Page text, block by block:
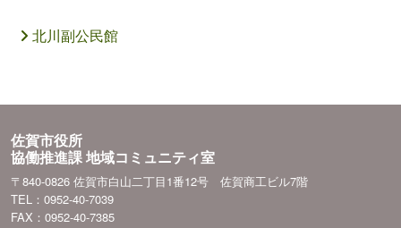
北川副公民館
佐賀市役所
協働推進課 地域コミュニティ室
〒840-0826 佐賀市白山二丁目1番12号 佐賀商工ビル7階
TEL：0952-40-7039
FAX：0952-40-7385